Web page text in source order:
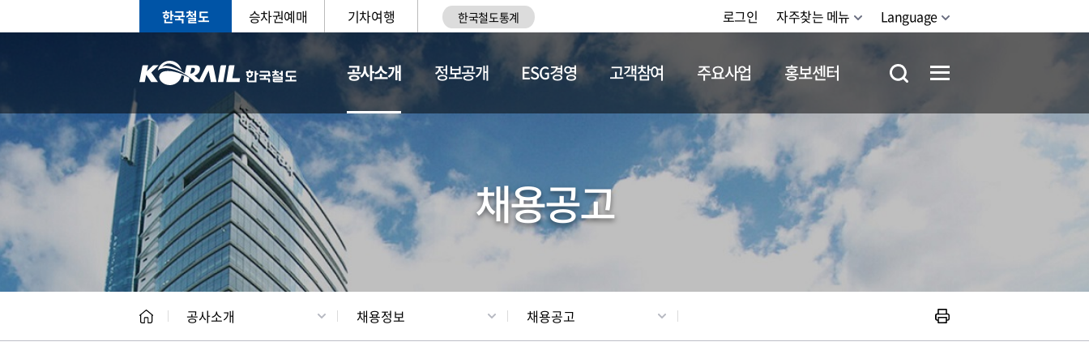
한국철도 승차권예매 기차여행 한국철도통계 로그인 자주찾는 메뉴 Language
공사소개
CEO 일반현황 채용정보
정보공개 ESG경영 고객참여 주요사업 홍보센터
채용공고
공사소개 채용정보 채용공고